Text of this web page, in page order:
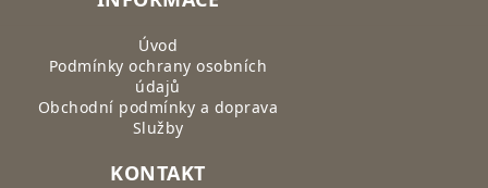
Úvod
Podmínky ochrany osobních
údajů
Obchodní podmínky a doprava
Služby
KONTAKT